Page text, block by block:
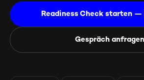
Readiness Check starten —
Gespräch anfragen